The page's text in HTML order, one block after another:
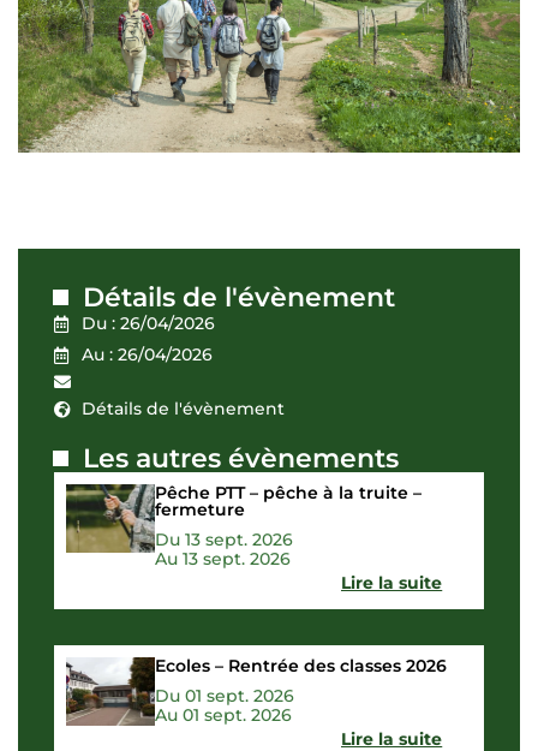
Détails de l'évènement
Du : 26/04/2026
Au : 26/04/2026
Détails de l'évènement
Les autres évènements
Pêche PTT – pêche à la truite –
fermeture
Du 13 sept. 2026
Au 13 sept. 2026
Lire la suite
Ecoles – Rentrée des classes 2026
Du 01 sept. 2026
Au 01 sept. 2026
Lire la suite